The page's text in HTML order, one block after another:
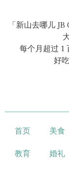
「新山去哪儿
每个月超过 1
好
首页 美食
教育 婚礼